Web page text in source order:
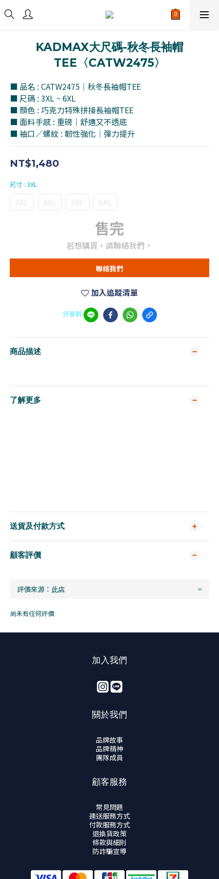
KADMAX大尺碼-秋冬長袖帽
TEE〈CATW2475〉
■ 品名 : CATW2475｜秋冬長袖帽TEE
■ 尺碼 : 3XL ~ 6XL
■ 顏色 : 巧克力特殊拼接長袖帽TEE
■ 面料手感 : 重磅｜舒適又不透底
■ 袖口／螺紋 : 韌性強化｜彈力提升
NT$1,480
尺寸 : 3XL
3XL 4XL 5XL 6XL
售完
若想購買，請聯絡我們。
聯絡我們
加入追蹤清單
分享到
商品描述
了解更多
送貨及付款方式
顧客評價
尚未有任何評價
加入我們
關於我們
品牌故事
品牌精神
團隊成員
顧客服務
常見問題
運送服務方式
付款服務方式
退換貨政策
條款與細則
防詐騙宣導